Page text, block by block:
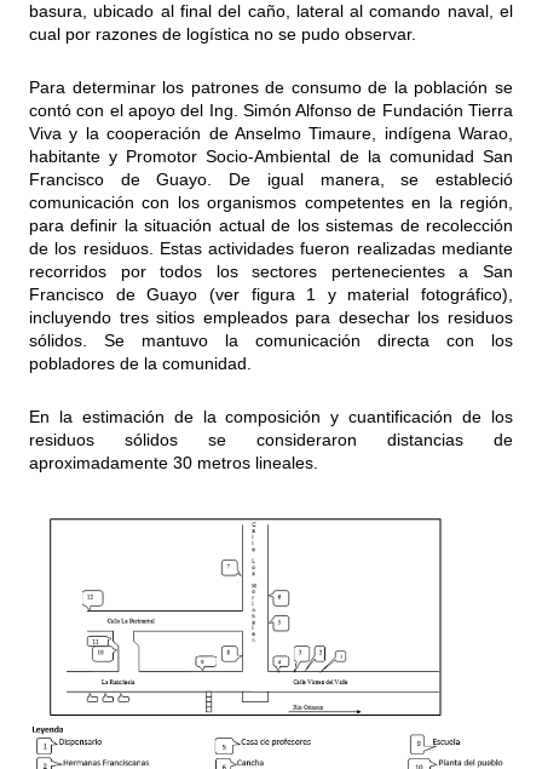
basura, ubicado al final del caño, lateral al comando naval, el
cual por razones de logística no se pudo observar.
Para determinar los patrones de consumo de la población se
contó con el apoyo del Ing. Simón Alfonso de Fundación Tierra
Viva y la cooperación de Anselmo Timaure, indígena Warao,
habitante y Promotor Socio-Ambiental de la comunidad San
Francisco de Guayo. De igual manera, se estableció
comunicación con los organismos competentes en la región,
para definir la situación actual de los sistemas de recolección
de los residuos. Estas actividades fueron realizadas mediante
recorridos por todos los sectores pertenecientes a San
Francisco de Guayo (ver figura 1 y material fotográfico),
incluyendo tres sitios empleados para desechar los residuos
sólidos. Se mantuvo la comunicación directa con los
pobladores de la comunidad.
En la estimación de la composición y cuantificación de los
residuos sólidos se consideraron distancias de
aproximadamente 30 metros lineales.